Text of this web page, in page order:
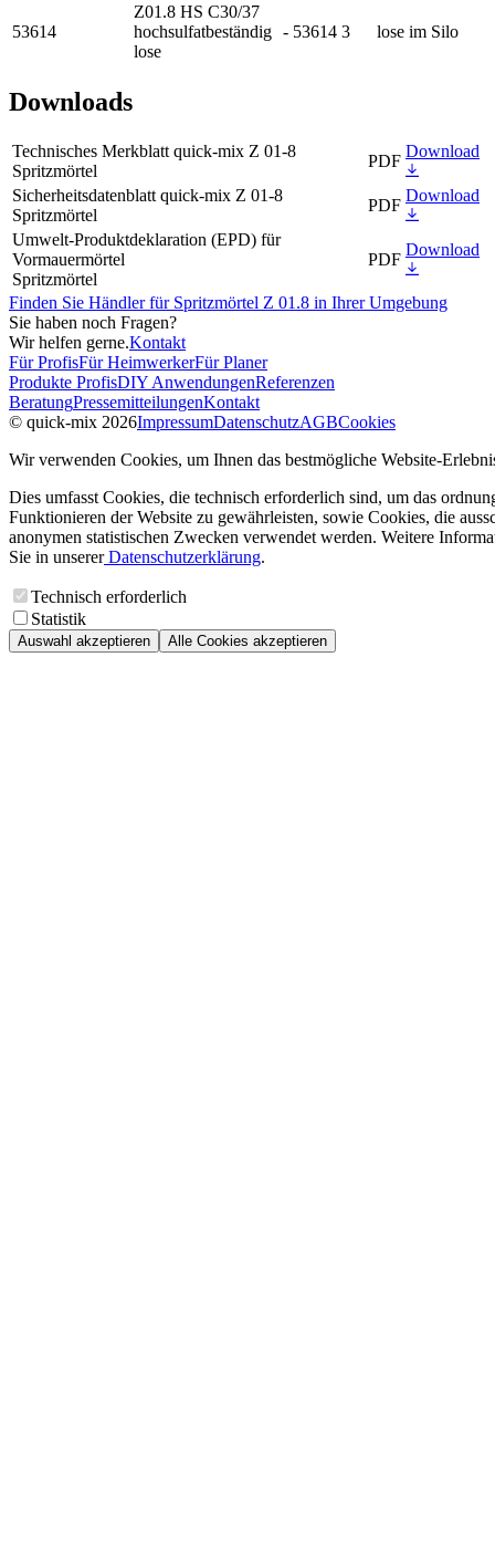
53614
Z01.8 HS C30/37
hochsulfatbeständig
lose
- 53614 3 lose im Silo
Downloads
Technisches Merkblatt quick-mix Z 01-8
Spritzmörtel
PDF
Download
Sicherheitsdatenblatt quick-mix Z 01-8
Spritzmörtel
PDF
Download
Umwelt-Produktdeklaration (EPD) für
Vormauermörtel
Spritzmörtel
PDF
Download
Finden Sie Händler für Spritzmörtel Z 01.8 in Ihrer Umgebung
Sie haben noch Fragen?
Wir helfen gerne.Kontakt
Für ProfisFür HeimwerkerFür Planer
Produkte ProfisDIY AnwendungenReferenzen
BeratungPressemitteilungenKontakt
© quick-mix 2026ImpressumDatenschutzAGBCookies
Wir verwenden Cookies, um Ihnen das bestmögliche Website-
Dies umfasst Cookies, die technisch erforderlich sind, um das
Funktionieren der Website zu gewährleisten, sowie Cookies, die
anonymen statistischen Zwecken verwendet werden. Weitere
Sie in unsererDatenschutzerklärung.
Technisch erforderlich
Statistik
Auswahl akzeptieren Alle Cookies akzeptieren